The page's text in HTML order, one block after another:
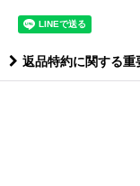
返品特約に関する重